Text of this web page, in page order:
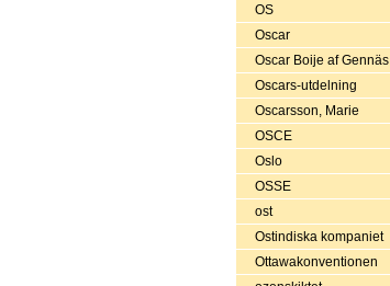
OS
Oscar
Oscar Boije af Gennäs
Oscars-utdelning
Oscarsson, Marie
OSCE
Oslo
OSSE
ost
Ostindiska kompaniet
Ottawakonventionen